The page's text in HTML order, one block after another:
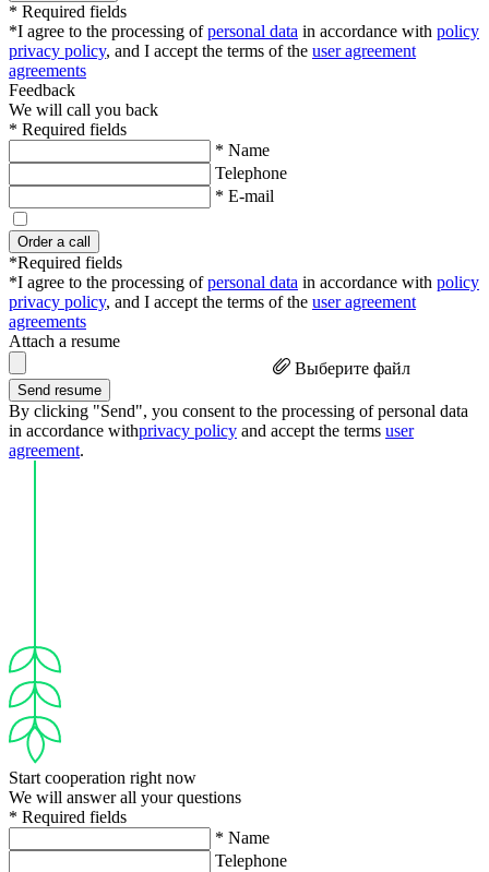
* Required fields
*I agree to the processing ofpersonal data in accordance with policy
privacy policy, and I accept the terms of the user agreement
agreements
Feedback
We will call you back
* Required fields
* Name
Telephone
* E-mail
Order a call
*Required fields
*I agree to the processing ofpersonal data in accordance with policy
privacy policy, and I accept the terms of the user agreement
agreements
Attach a resume
Выберите файл
Send resume
By clicking "Send", you consent to the processing of personal data
in accordance withprivacy policy and accept the terms user
agreement.
Start cooperation right now
We will answer all your questions
* Required fields
* Name
Telephone